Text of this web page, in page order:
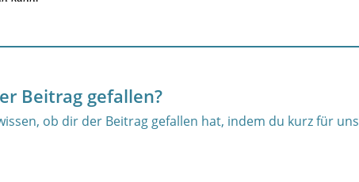
Beitrag gefallen?
ob dir der Beitrag gefallen hat, indem du kurz für uns